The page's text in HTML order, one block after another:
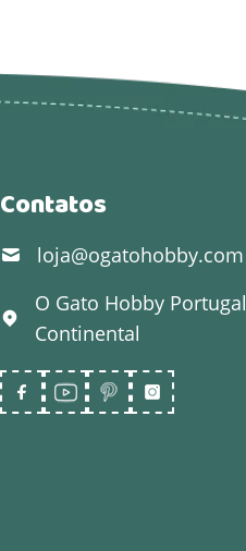
Contatos
loja@ogatohobby.com
O Gato Hobby Portugal
Continental